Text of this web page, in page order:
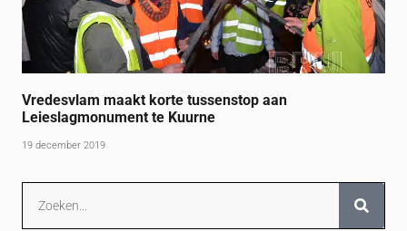
Vredesvlam maakt korte tussenstop aan
Leieslagmonument te Kuurne
19 december 2019